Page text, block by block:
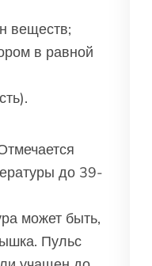
веществ;
в равной
до 39-
может быть,
Пульс